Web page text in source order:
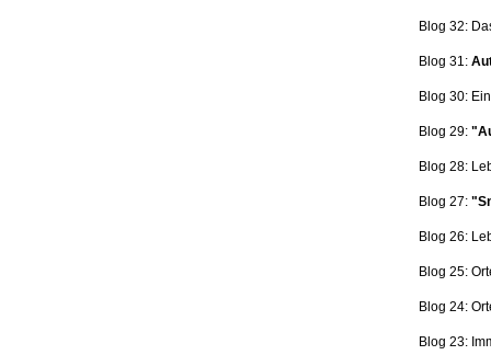
Blog 32:
Blog 31:
Blog 30: Ein
Blog 29:
Blog 28:
Blog 27:
Blog 26:
Blog 25:
Blog 24:
Blog 23: